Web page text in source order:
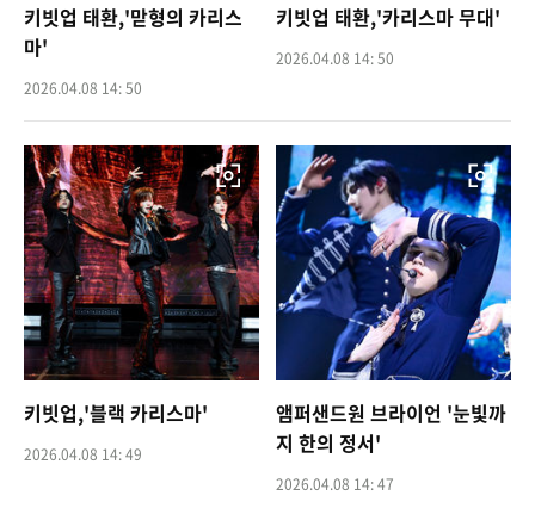
키빗업 태환,'맏형의 카리스
마'
2026.04.08 14: 50
키빗업 태환,'카리스마 무대'
2026.04.08 14: 50
키빗업,'블랙 카리스마'
2026.04.08 14: 49
앰퍼샌드원 브라이언 '눈빛까
지 한의 정서'
2026.04.08 14: 47